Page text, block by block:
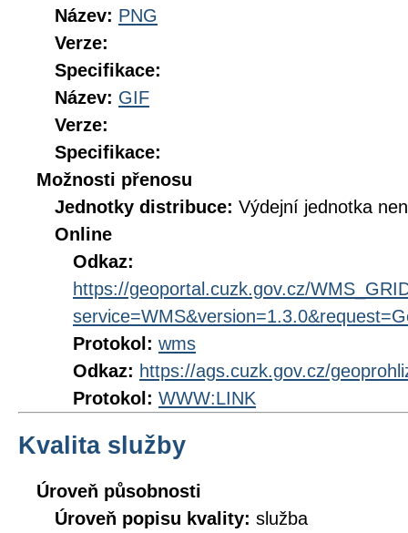
Název: PNG
Verze:
Specifikace:
Název: GIF
Verze:
Specifikace:
Možnosti přenosu
Jednotky distribuce: Výdejní jednotka
Online
Odkaz:
https://geoportal.cuzk.gov.cz/
Protokol: wms
Odkaz: https://ags.cuzk.gov.cz/
Protokol: WWW:LINK
Kvalita služby
Úroveň působnosti
Úroveň popisu kvality: služba